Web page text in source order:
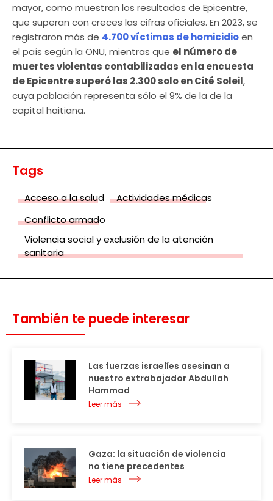
mayor, como muestran los resultados de Epicentre,
que superan con creces las cifras oficiales. En 2023, se
registraron más de 4.700 víctimas de homicidioen
el país según la ONU, mientras que el número de
muertes violentas contabilizadas en la encuesta
de Epicentre superó las 2.300 solo en Cité Soleil,
cuya población representa sólo el 9% de la de la
capital haitiana.
Tags
Acceso a la salud
Actividades médicas
Conflicto armado
Violencia social y exclusión de la atención
sanitaria
También te puede interesar
Las fuerzas israelíes asesinan a
nuestro extrabajador Abdullah
Hammad
Leer más
Gaza: la situación de violencia
no tiene precedentes
Leer más